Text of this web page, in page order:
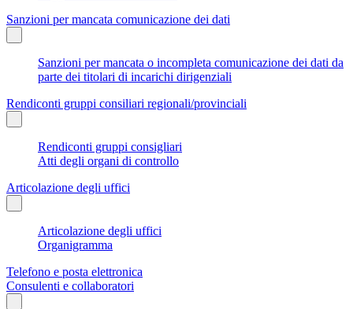
Sanzioni per mancata comunicazione dei dati
Sanzioni per mancata o incompleta comunicazione dei dati da
parte dei titolari di incarichi dirigenziali
Rendiconti gruppi consiliari regionali/provinciali
Rendiconti gruppi consigliari
Atti degli organi di controllo
Articolazione degli uffici
Articolazione degli uffici
Organigramma
Telefono e posta elettronica
Consulenti e collaboratori